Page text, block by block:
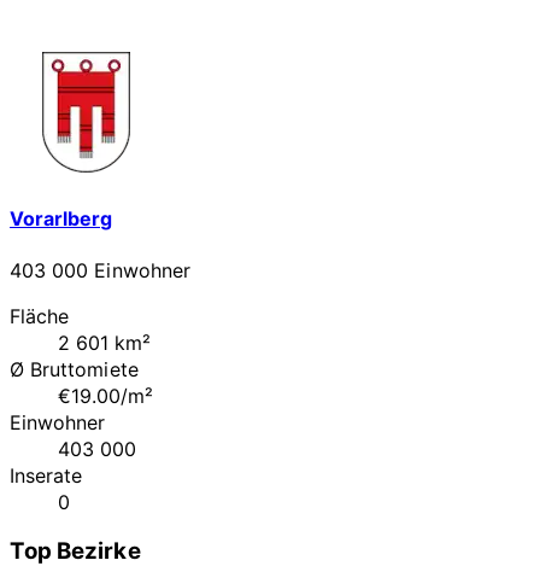
Vorarlberg
403 000 Einwohner
Fläche
2 601 km²
Ø Bruttomiete
€19.00/m²
Einwohner
403 000
Inserate
0
Top Bezirke